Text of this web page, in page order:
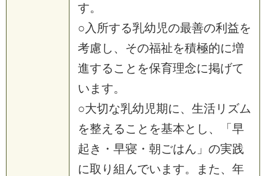
す。
○入所する乳幼児の最善の利益を
考慮し、その福祉を積極的に増
進することを保育理念に掲げて
います。
○大切な乳幼児期に、生活リズム
を整えることを基本とし、「早
起き・早寝・朝ごはん」の実践
に取り組んでいます。また、年